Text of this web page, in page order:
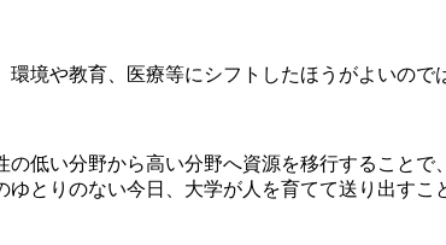
環境や教育、医療等にシフトしたほうがよいの
の低い分野から高い分野へ資源を移行すること
ゆとりのない今日、大学が人を育てて送り出すこ